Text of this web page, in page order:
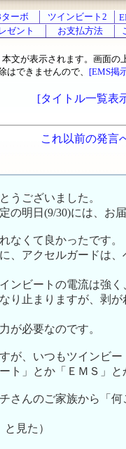
ーボ ツインビート2
ゼント お支払方法
文が表示されます。画面の
はできませんので、 [EMS掲
[タイトル一覧表
これ以前の発言
うございました。
の明日(9/30)には、お
なくて良かったです。
、アクセルガードは
ンビートの電流は強
り止まりますが、剥
が必要なのです。
が、いつもツインビ
ト」とか「ＥＭＳ」
さんのご家族から「
見た）